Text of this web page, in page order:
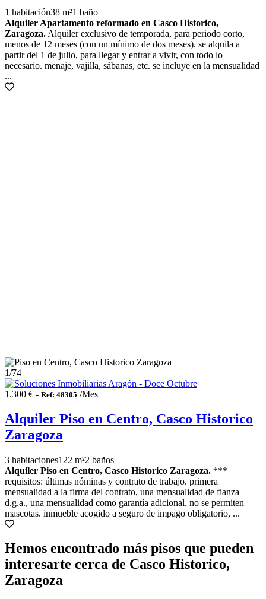
1 habitación38 m²1 baño
Alquiler Apartamento reformado en Casco Historico,
Zaragoza. Alquiler exclusivo de temporada, para periodo corto,
menos de 12 meses (con un mínimo de dos meses). se alquila a
partir del 1 de julio, para llegar y entrar a vivir, con todo lo
necesario. menaje, vajilla, sábanas, etc. se incluye en la mensualidad
...
1/74
1.300 € - Ref: 48305 /Mes
Alquiler Piso en Centro, Casco Historico
Zaragoza
3 habitaciones122 m²2 baños
Alquiler Piso en Centro, Casco Historico Zaragoza. ***
requisitos: últimas nóminas y contrato de trabajo. primera
mensualidad a la firma del contrato, una mensualidad de fianza
d.g.a., una mensualidad como garantía adicional. no se permiten
mascotas. inmueble acogido a seguro de impago obligatorio, ...
Hemos encontrado más pisos que pueden
interesarte cerca de Casco Historico,
Zaragoza